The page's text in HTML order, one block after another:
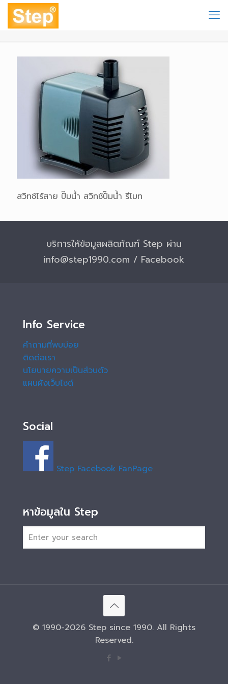
สวิทช์ไร้สาย ปั๊มน้ำ สวิทช์ปั๊มน้ำ รีโมท
บริการให้ข้อมูลผลิตภัณฑ์ Step ผ่าน
info@step1990.com / Facebook
Info Service
คำถามที่พบบ่อย
ติดต่อเรา
นโยบายความเป็นส่วนตัว
แผนผังเว็บไซต์
Social
Step Facebook FanPage
หาข้อมูลใน Step
© 1990-2026 Step since 1990. All Rights
Reserved.